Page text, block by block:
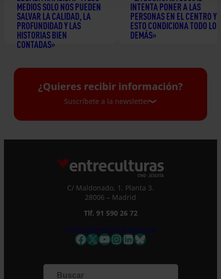
MEDIOS SOLO NOS PUEDEN
SALVAR LA CALIDAD, LA
PROFUNDIDAD Y LAS
HISTORIAS BIEN
CONTADAS»
INTENTA PONER A LAS
PERSONAS EN EL CENTRO Y
ESTO CONDICIONA TODO LO
DEMÁS»
¿Quieres recibir información?
Suscríbete a la newsletter
Si quieres recibir nuestra newsletter mensual
y los correos puntuales en los que te
ofrecemos información, no dejes de completar
este formulario. Al instante, te daremos de
al tanto de todas las novedades.
C/ Maldonado, 1. Planta 3.
28006 – Madrid
Tlf. 91 590 26 72
noticias@entreculturas.org
Facebook
X YouTube
Instagram
LinkedIn
Bluesky